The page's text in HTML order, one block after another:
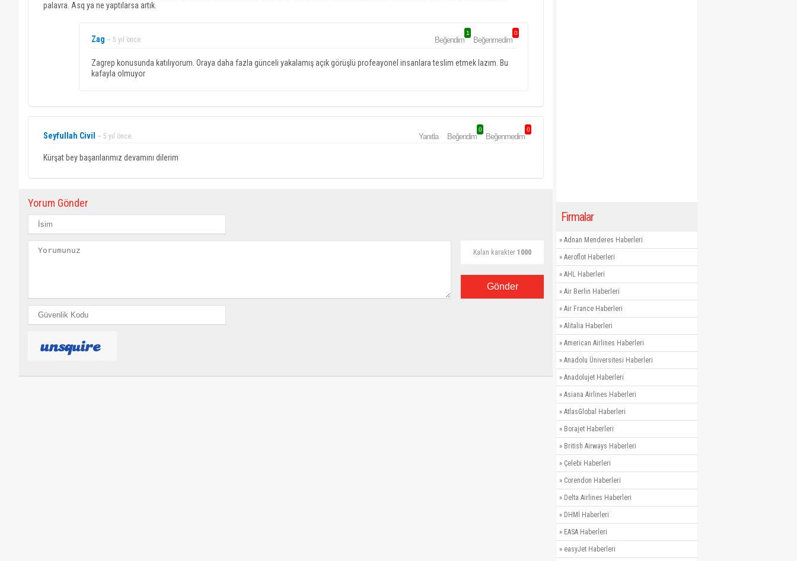
palavra. Asq ya ne yaptılarsa artık.
Zag ~ 5 yıl önce Beğendim
1
Beğenmedim
0
Zagrep konusunda katılıyorum. Oraya daha fazla günceli yakalamış açık görüşlü profeayonel insanlara teslim etmek lazım. Bu
kafayla olmuyor
Seyfullah Civil ~ 5 yıl önce Yanıtla Beğendim
0
Beğenmedim
0
Kürşat bey başarılarımız devamını dilerim
Yorum Gönder
Kalan karakter 1000
Gönder
Firmalar
» Adnan Menderes Haberleri
» Aeroflot Haberleri
» AHL Haberleri
» Air Berlin Haberleri
» Air France Haberleri
» Alitalia Haberleri
» American Airlines Haberleri
» Anadolu Üniversitesi Haberleri
» Anadolujet Haberleri
» Asiana Airlines Haberleri
» AtlasGlobal Haberleri
» Borajet Haberleri
» British Airways Haberleri
» Çelebi Haberleri
» Corendon Haberleri
» Delta Airlines Haberleri
» DHMİ Haberleri
» EASA Haberleri
» easyJet Haberleri